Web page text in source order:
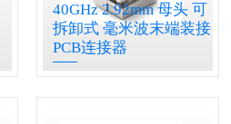
40GHz 2.92mm 母头 可
拆卸式 毫米波末端装接
PCB连接器